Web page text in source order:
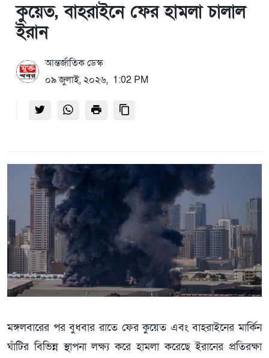
কুয়েত, বাহরাইনে ফের হামলা চালাল
ইরান
আন্তর্জাতিক ডেস্ক
০৯ জুলাই, ২০২৬, 1:02 PM
মঙ্গলবারের পর বুধবার রাতে ফের কুয়েত এবং বাহরাইনের মার্কিন
ঘাঁটির বিভিন্ন স্থাপনা লক্ষ্য করে হামলা করেছে ইরানের প্রতিরক্ষা